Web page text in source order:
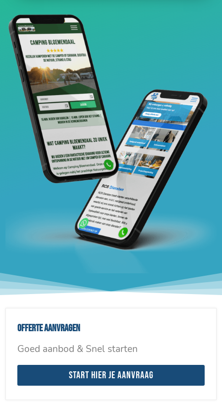
Offerte aanvragen
Goed aanbod & Snel starten
Start hier je aanvraag